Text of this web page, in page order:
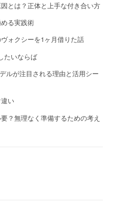
とは？正体と上手な付き合い方
る実践術
ォクシーを1ヶ月借りた話
たいならば
ルが注目される理由と活用シー
い
？無理なく準備するための考え